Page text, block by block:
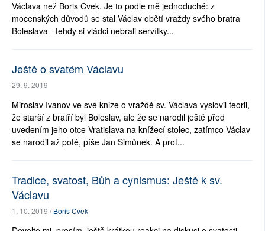
Václava než Boris Cvek. Je to podle mě jednoduché: z
mocenských důvodů se stal Václav obětí vraždy svého bratra
Boleslava - tehdy si vládci nebrali servítky...
Ještě o svatém Václavu
29. 9. 2019
Miroslav Ivanov ve své knize o vraždě sv. Václava vyslovil teorii,
že starší z bratří byl Boleslav, ale že se narodil ještě před
uvedením jeho otce Vratislava na knížecí stolec, zatímco Václav
se narodil až poté, píše Jan Šimůnek. A prot...
Tradice, svatost, Bůh a cynismus: Ještě k sv.
Václavu
1. 10. 2019 /Boris Cvek